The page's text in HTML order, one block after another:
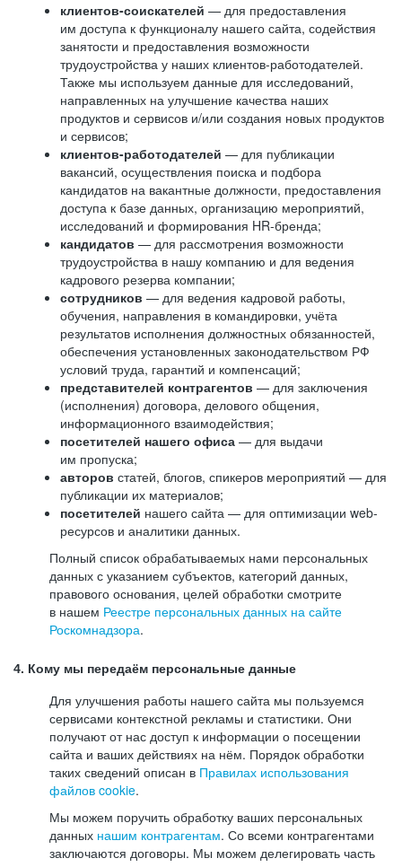
клиентов-соискателей — для предоставления
им доступа к функционалу нашего сайта, содействия
занятости и предоставления возможности
трудоустройства у наших клиентов-работодателей.
Также мы используем данные для исследований,
направленных на улучшение качества наших
продуктов и сервисов и/или создания новых продуктов
и сервисов;
клиентов-работодателей — для публикации
вакансий, осуществления поиска и подбора
кандидатов на вакантные должности, предоставления
доступа к базе данных, организацию мероприятий,
исследований и формирования HR-бренда;
кандидатов — для рассмотрения возможности
трудоустройства в нашу компанию и для ведения
кадрового резерва компании;
сотрудников — для ведения кадровой работы,
обучения, направления в командировки, учёта
результатов исполнения должностных обязанностей,
обеспечения установленных законодательством РФ
условий труда, гарантий и компенсаций;
представителей контрагентов — для заключения
(исполнения) договора, делового общения,
информационного взаимодействия;
посетителей нашего офиса — для выдачи
им пропуска;
авторов статей, блогов, спикеров мероприятий — для
публикации их материалов;
посетителей нашего сайта — для оптимизации web-
ресурсов и аналитики данных.
Полный список обрабатываемых нами персональных
данных с указанием субъектов, категорий данных,
правового основания, целей обработки смотрите
в нашем Реестре персональных данных на сайте
Роскомнадзора.
4. Кому мы передаём персональные данные
Для улучшения работы нашего сайта мы пользуемся
сервисами контекстной рекламы и статистики. Они
получают от нас доступ к информации о посещении
сайта и ваших действиях на нём. Порядок обработки
таких сведений описан в Правилах использования
файлов cookie.
Мы можем поручить обработку ваших персональных
данных нашим контрагентам. Со всеми контрагентами
заключаются договоры. Мы можем делегировать часть